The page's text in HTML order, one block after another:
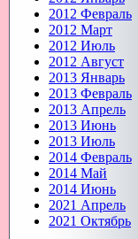
2012 Февраль
2012 Март
2012 Июль
2012 Август
2013 Январь
2013 Февраль
2013 Апрель
2013 Июнь
2013 Июль
2014 Февраль
2014 Май
2014 Июнь
2021 Апрель
2021 Октябрь